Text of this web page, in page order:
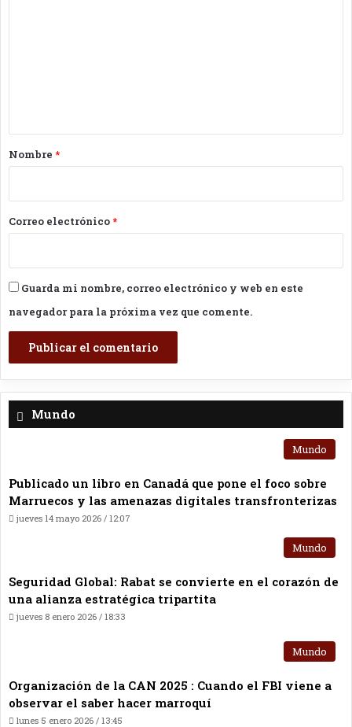
r
*
Nombre *
Correo electrónico*
Guarda mi nombre, correo electrónico y web en este
navegador para la próxima vez que comente.
Mundo
Mundo
Publicado un libro en Canadá que pone el foco sobre
Marruecos y las amenazas digitales transfronterizas
jueves 14 mayo 2026 / 12:07
Mundo
Seguridad Global: Rabat se convierte en el corazón de
una alianza estratégica tripartita
jueves 8 enero 2026 / 18:33
Mundo
Organización de la CAN 2025 : Cuando el FBI viene a
observar el saber hacer marroquí
lunes 5 enero 2026 / 13:45